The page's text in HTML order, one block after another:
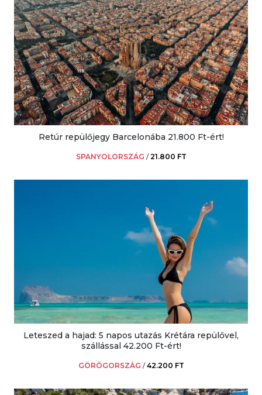
Retúr repülőjegy Barcelonába 21.800 Ft-ért!
SPANYOLORSZÁG /21.800 FT
Leteszed a hajad: 5 napos utazás Krétára repülővel,
szállással 42.200 Ft-ért!
GÖRÖGORSZÁG /42.200 FT